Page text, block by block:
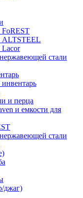
FoREST
ALTSTEEL
Lacor
стали
и перца
и емкости для
стали
джаг)